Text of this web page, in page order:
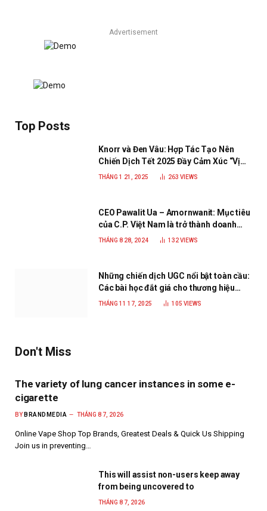
Advertisement
Top Posts
Knorr và Đen Vâu: Hợp Tác Tạo Nên
Chiến Dịch Tết 2025 Đầy Cảm Xúc “Vị
Nhà”
THÁNG 1 21, 2025 263 VIEWS
CEO Pawalit Ua – Amornwanit: Mục tiêu
của C.P. Việt Nam là trở thành doanh
nghiệp xanh, phát triển bền vững
THÁNG 8 28, 2024 132VIEWS
Những chiến dịch UGC nổi bật toàn cầu:
Các bài học đắt giá cho thương hiệu
năm 2025
THÁNG 11 17, 2025 105 VIEWS
Don't Miss
The variety of lung cancer instances in some e-
cigarette
BY BRANDMEDIA THÁNG 8 7, 2026
Online Vape Shop Top Brands, Greatest Deals & Quick Us Shipping
Join us in preventing…
This will assist non-users keep away
from being uncovered to
THÁNG 8 7, 2026